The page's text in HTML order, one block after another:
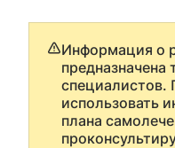
Информация о
предназначена
использовать
плана